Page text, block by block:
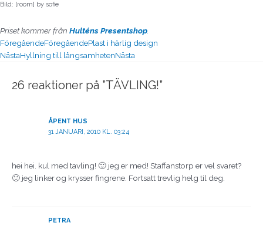
Bild: [room] by sofie
Priset kommer från Hulténs Presentshop
FöregåendeFöregåendePlast i härlig design
NästaHyllning till långsamhetenNästa
26 reaktioner på ”TÄVLING!”
ÅPENT HUS
31 JANUARI, 2010 KL. 03:24
hei hei. kul med tavling! 🙂 jeg er med! Staffanstorp er vel svaret?
🙂 jeg linker og krysser fingrene. Fortsatt trevlig helg til deg.
PETRA